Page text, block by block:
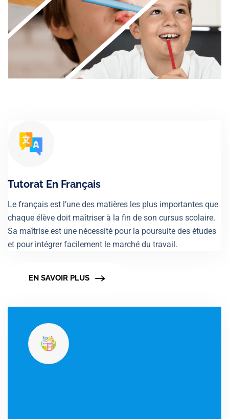
Tutorat En Français
Le français est l’une des matières les plus importantes que
chaque élève doit maîtriser à la fin de son cursus scolaire.
Sa maîtrise est une nécessité pour la poursuite des études
et pour intégrer facilement le marché du travail.
EN SAVOIR PLUS